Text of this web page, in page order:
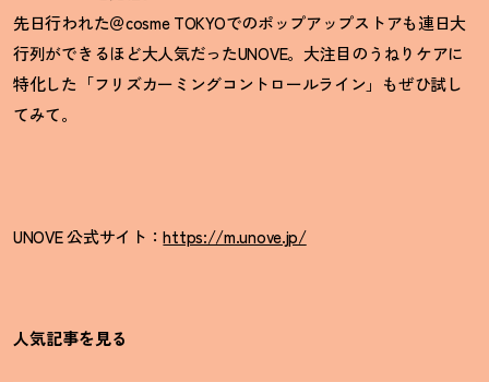
先日行われた＠cosme TOKYOでのポップアップストアも連日大
行列ができるほど大人気だったUNOVE。大注目のうねりケアに
特化した「フリズカーミングコントロールライン」もぜひ試し
てみて。
UNOVE 公式サイト：https://m.unove.jp/
人気記事を見る